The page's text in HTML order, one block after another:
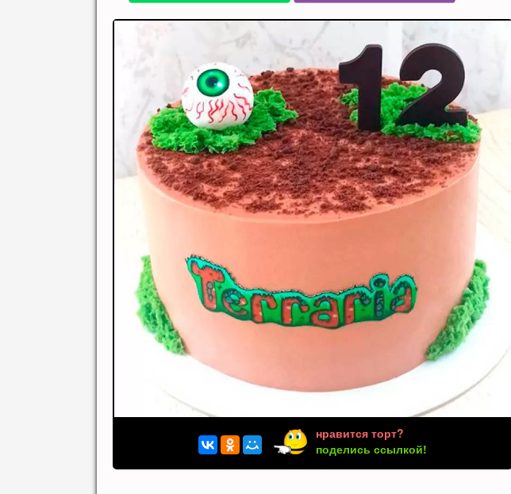
нравится торт?
поделись ссылкой!